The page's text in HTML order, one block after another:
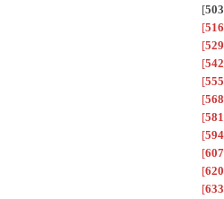
[503
[516
[529
[542
[555
[568
[581
[594
[607
[620
[633